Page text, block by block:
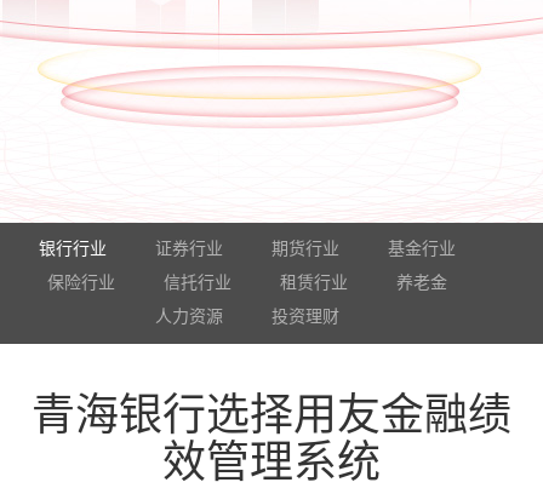
银行行业 证券行业 期货行业
基金行业
保险行业
信托行业 租赁行业
养老金
人力资源
投资理财
青海银行选择用友金融绩
效管理系统